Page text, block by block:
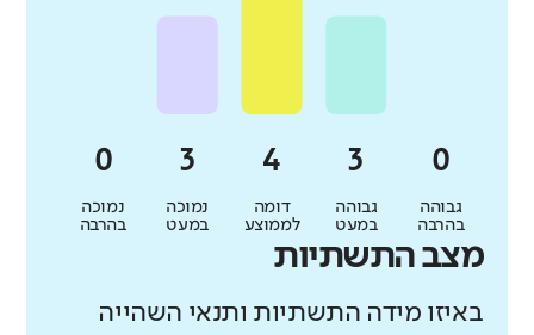
גבוהה
בהרבה
גבוהה
במעט
דומה
לממוצע
נמוכה
במעט
נמוכה
בהרבה
מצב התשתיות
באיזו מידה התשתיות ותנאי השהייה